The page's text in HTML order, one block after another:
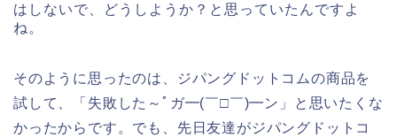
はしないで、どうしようか？と思っていたんですよ
ね。
そのように思ったのは、ジパングドットコムの商品を
試して、「失敗した～ﾟガ━(￣□￣)━ン」と思いたくな
かったからです。でも、先日友達がジパングドットコ